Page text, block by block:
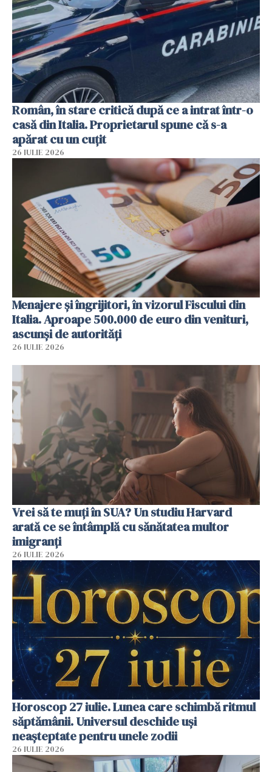
Român, în stare critică după ce a intrat într-o
casă din Italia. Proprietarul spune că s-a
apărat cu un cuțit
26 IULIE 2026
Menajere și îngrijitori, în vizorul Fiscului din
Italia. Aproape 500.000 de euro din venituri,
ascunși de autorități
26 IULIE 2026
Vrei să te muți în SUA? Un studiu Harvard
arată ce se întâmplă cu sănătatea multor
imigranți
26 IULIE 2026
Horoscop 27 iulie. Lunea care schimbă ritmul
săptămânii. Universul deschide uși
neașteptate pentru unele zodii
26 IULIE 2026